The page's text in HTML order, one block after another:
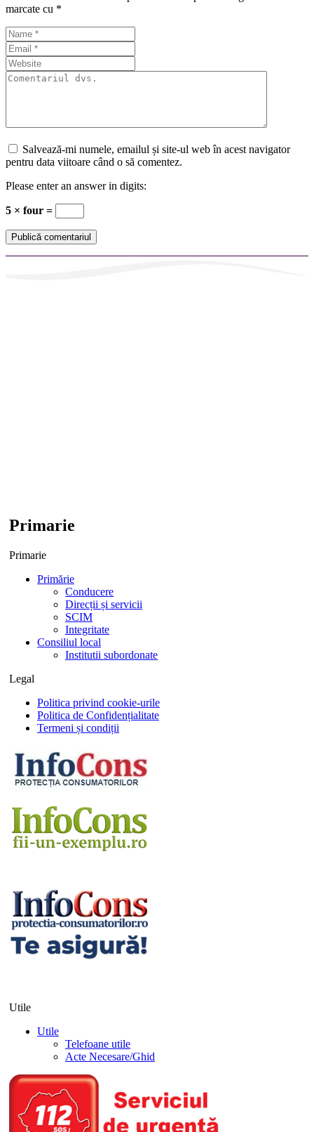
marcate cu *
Salvează-mi numele, emailul și site-ul web în acest navigator
pentru data viitoare când o să comentez.
Please enter an answer in digits:
5 × four =
Primarie
Primarie
Primărie
Conducere
Direcții și servicii
SCIM
Integritate
Consiliul local
Institutii subordonate
Legal
Politica privind cookie-urile
Politica de Confidențialitate
Termeni și condiții
Utile
Utile
Telefoane utile
Acte Necesare/Ghid